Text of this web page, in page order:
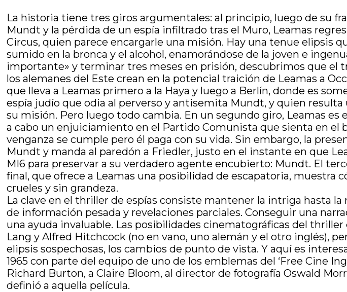
La historia tiene tres giros argumentales: al principio, luego de su
Mundt y la pérdida de un espía infiltrado tras el Muro, Leamas
Circus, quien parece encargarle una misión. Hay una tenue elipsis
sumido en la bronca y el alcohol, enamorándose de la joven e
importante» y terminar tres meses en prisión, descubrimos que el
los alemanes del Este crean en la potencial traición de Leamas a
que lleva a Leamas primero a la Haya y luego a Berlín, donde es
espía judío que odia al perverso y antisemita Mundt, y quien resulta
su misión. Pero luego todo cambia. En un segundo giro, Leamas
a cabo un enjuiciamiento en el Partido Comunista que sienta en el
venganza se cumple pero él paga con su vida. Sin embargo, la
Mundt y manda al paredón a Friedler, justo en el instante en que
MI6 para preservar a su verdadero agente encubierto: Mundt. El
final, que ofrece a Leamas una posibilidad de escapatoria, muestra
crueles y sin grandeza.
La clave en el thriller de espías consiste mantener la intriga hasta
de información pesada y revelaciones parciales. Conseguir una
una ayuda invaluable. Las posibilidades cinematográficas del
Lang y Alfred Hitchcock (no en vano, uno alemán y el otro inglés),
elipsis sospechosas, los cambios de punto de vista. Y aquí es
1965 con parte del equipo de uno de los emblemas del ‘Free Cine
Richard Burton, a Claire Bloom, al director de fotografía Oswald
definió a aquella película.